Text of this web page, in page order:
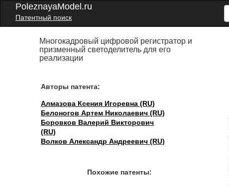
PoleznayaModel.ru
Патентный поиск
Многокадровый цифровой регистратор и
призменный светоделитель для его
реализации
Авторы патента:
Алмазова Ксения Игоревна (RU)
Белоногов Артем Николаевич (RU)
Боровков Валерий Викторович
(RU)
Волков Александр Андреевич (RU)
Похожие патенты: